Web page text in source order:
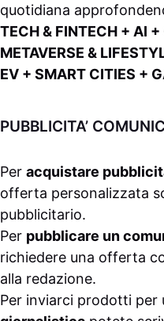
quotidiana
TECH & FINTECH + AI
METAVERSE &
EV + SMART CITIES +
PUBBLICITA’
Per acquistare
offerta personalizzata
pubblicitario.
Per pubblicare un
richiedere una offerta
alla redazione.
Per inviarci prodotti per